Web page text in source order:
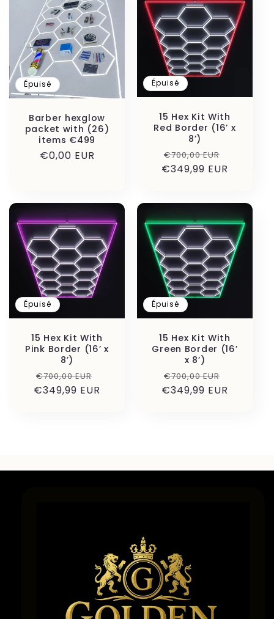
Épuisé
Barber hexglow
packet with (26)
items €499
Prix
€0,00 EUR
Épuisé
15 Hex Kit With
Red Border (16’ x
8’)
Prix
habituel
€700,00 EUR
€349,99 EUR
Épuisé
15 Hex Kit With
Pink Border (16’ x
8’)
Prix
habituel
€700,00 EUR
promotionnel
€349,99 EUR
Épuisé
15 Hex Kit With
Green Border (16’
x 8’)
Prix
habituel
€700,00 EUR
€349,99 EUR